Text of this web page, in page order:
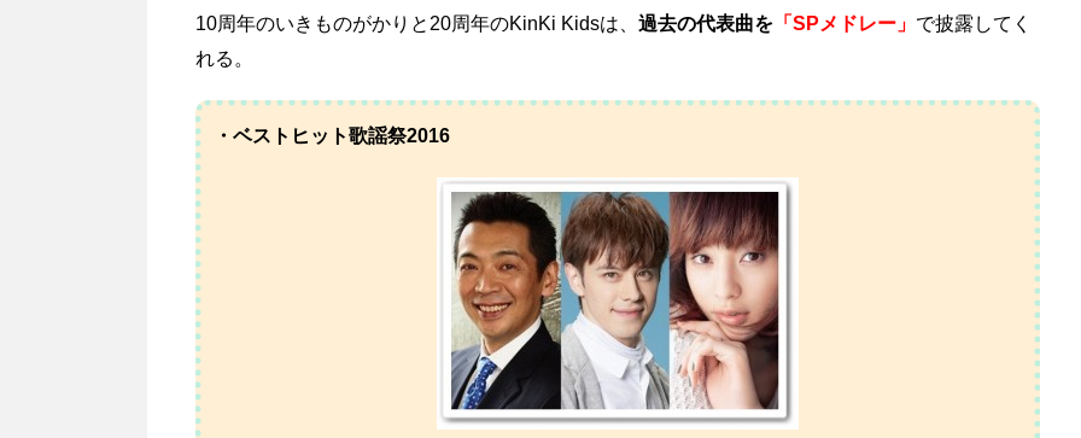
10周年のいきものがかりと20周年のKinKi Kidsは、 過去の代表曲を 「SPメドレー」 で披露してく
れる。
・ベストヒット歌謡祭2016